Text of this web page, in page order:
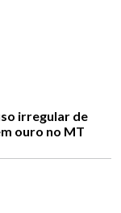
irregular de
ouro no MT